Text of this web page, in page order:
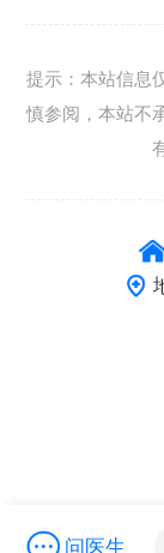
提示：本站信息
慎参阅，本站不
问医生